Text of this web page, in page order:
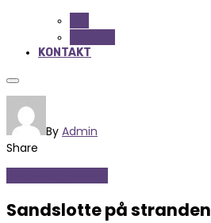
KONTAKT
By Admin
Share
Sandslotte på stranden